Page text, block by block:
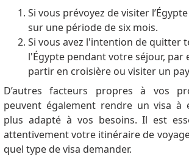
Si vous prévoyez de visiter
sur une période de six mois.
Si vous avez l'intention de quitter
l'Égypte pendant votre séjour, par
partir en croisière ou visiter un
D’autres facteurs propres à vos
peuvent également rendre un visa à
plus adapté à vos besoins.Il est
attentivement votre itinéraire de
quel type de visa demander.